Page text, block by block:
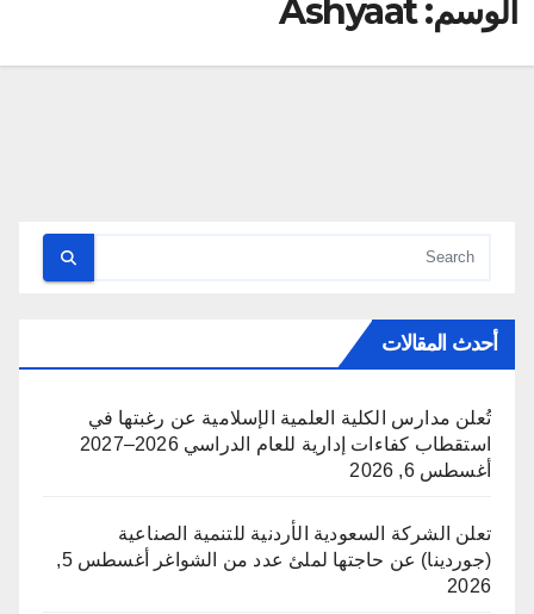
الوسم:Ashyaat
أحدث المقالات
تُعلن مدارس الكلية العلمية الإسلامية عن رغبتها في
استقطاب كفاءات إدارية للعام الدراسي 2026–2027
أغسطس 6, 2026
تعلن الشركة السعودية الأردنية للتنمية الصناعية
(جوردينا) عن حاجتها لملئ عدد من الشواغر
أغسطس 5,
2026